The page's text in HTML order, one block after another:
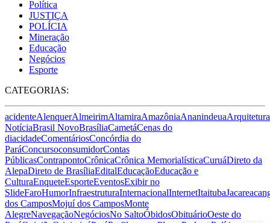
Política
JUSTIÇA
POLÍCIA
Mineração
Educação
Negócios
Esporte
CATEGORIAS:
acidenteAlenquerAlmeirimAltamiraAmazôniaAnanindeuaArquitetura
NotíciaBrasil NovoBrasíliaCametáCenas do
diacidadeComentáriosConcórdia do
ParáConcursoconsumidorContas
PúblicasContrapontoCrônicaCrônica MemorialísticaCuruáDireto da
AlepaDireto de BrasíliaEditalEducaçãoEducação e
CulturaEnqueteEsporteEventosExibir no
SlideFaroHumorInfraestruturaInternacionalInternetItaituba
dos CamposMojuí dos CamposMonte
AlegreNavegaçãoNegóciosNo SaltoÓbidosObituárioOeste do